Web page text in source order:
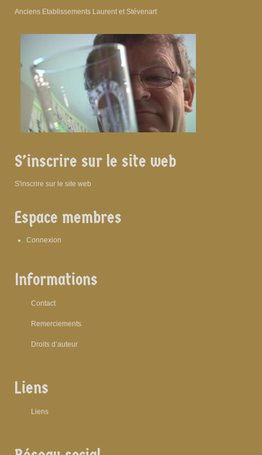
Anciens Etablissements Laurent et Stévenart
S’inscrire sur le site web
S'inscrire sur le site web
Espace membres
Connexion
Informations
Contact
Remerciements
Droits d’auteur
Liens
Liens